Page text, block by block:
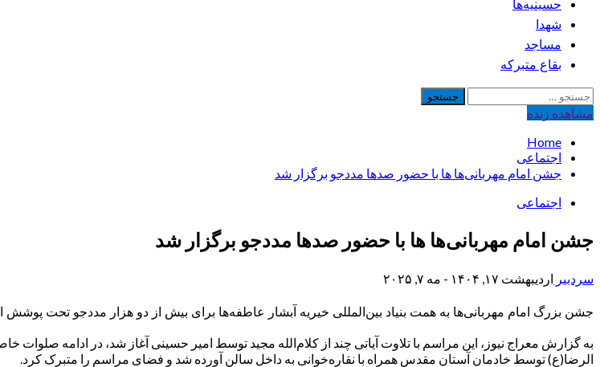
حسینیه‌ها
شهدا
مساجد
بقاع متبرکه
جستجو
برای:
مشاهده‌ زنده
Home
اجتماعی
جشن امام مهربانی‌ها ها با حضور صدها مددجو برگزار شد
اجتماعی
جشن امام مهربانی‌ها ها با حضور صدها مددجو برگزار شد
سردبیر اردیبهشت ۱۷, ۱۴۰۴ - مه ۷, ۲۰۲۵
جشن بزرگ امام مهربانی‌ها به همت بنیاد بین‌المللی خیریه آبشار عاطفه‌ها برای بیش از دو هزار مددجو تحت پوشش
به گزارش معراج نیوز، این‌ مراسم با تلاوت آیاتی چند از کلام‌الله مجید توسط امیر حسینی آغاز شد، در ادامه
الرضا(ع) توسط خادمان آستان مقدس همراه با نقاره‌خوانی به داخل سالن آورده شد و فضای مراسم را متبرک کرد.